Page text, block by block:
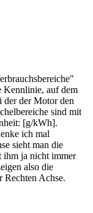
Kennlinie, auf dem
der der Motor den
sind mit
[g/kWh].
ich mal
sieht man die
ihm ja nicht immer
also die
Rechten Achse.